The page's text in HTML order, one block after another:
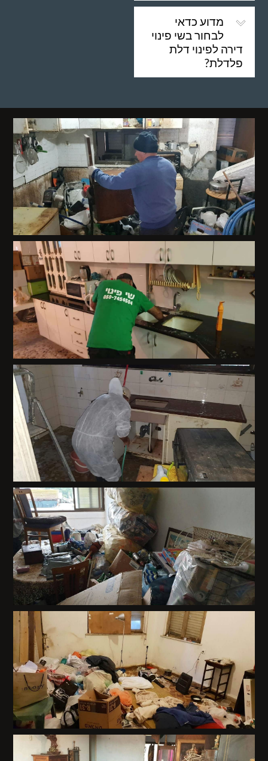
מדוע כדאי
לבחור בשי פינוי
דירה לפינוי דלת
פלדלת?